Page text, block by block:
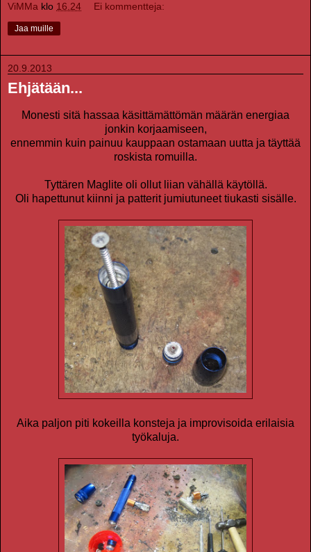
ViMMa klo 16.24 Ei kommentteja:
Jaa muille
20.9.2013
Ehjätään...
Monesti sitä hassaa käsittämättömän määrän energiaa
jonkin korjaamiseen,
ennemmin kuin painuu kauppaan ostamaan uutta ja täyttää
roskista romuilla.
Tyttären Maglite oli ollut liian vähällä käytöllä.
Oli hapettunut kiinni ja patterit jumiutuneet tiukasti sisälle.
Aika paljon piti kokeilla konsteja ja improvisoida erilaisia
työkaluja.